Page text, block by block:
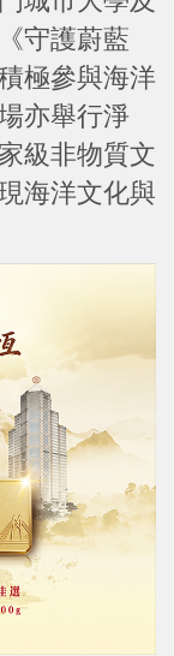
守護蔚藍
極參與海洋
亦舉行淨
級非物質文
海洋文化與